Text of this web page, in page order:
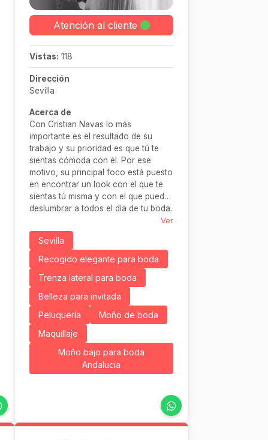
Atención al cliente
Vistas: 118
Dirección
Sevilla
Acerca de
Con Cristian Navas lo más
importante es el resultado de su
trabajo y su prioridad es que tú te
sientas cómoda con él. Por ese
motivo, su principal foco está puesto
en encontrar un look con el que te
sientas tú misma y con el que puedas
deslumbrar a todos el día de tu boda.
Ver
Sevilla
Recogido elegante para boda
Trenza lateral para boda
Belleza para invitada
Peluquería
Moño de boda
Maquillaje
Moño bajo para boda
Andalucia